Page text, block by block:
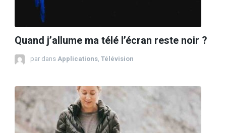
Quand j’allume ma télé l’écran reste noir ?
par dans Applications, Télévision